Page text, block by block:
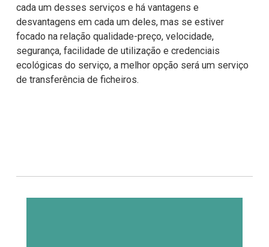
cada um desses serviços e há vantagens e
desvantagens em cada um deles, mas se estiver
focado na relação qualidade-preço, velocidade,
segurança, facilidade de utilização e credenciais
ecológicas do serviço, a melhor opção será um serviço
de transferência de ficheiros.